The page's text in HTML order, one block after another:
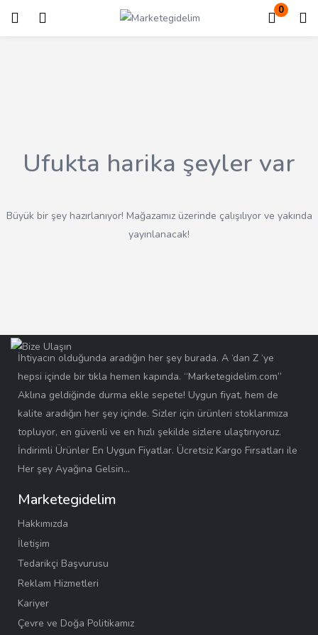
0
Giriş Kayıt ol
Ufukta harika şeyler var
Büyük bir şey hazırlanıyor! Mağazamız üzerinde çalışılıyor ve yakında
yayınlanacak!
İhtiyacın olduğunda aradığın her şey burada. A ‘dan Z ‘ye
hepsi içinde bir tıkla hemen kapında. “Marketegidelim.com”
Aklına geldiğinde durma ekle sepete! Uygun fiyat, hem de
kalite aradığın her şey içinde. Sizler için ürünleri stoklarımıza
topluyor, en güvenli ve en hızlı şekilde sizlere ulaştırıyoruz.
İndirimli Ürünler En Uygun Fiyatlar. Ücretsiz Kargo Fırsatları ile
Her şey Ayağına Gelsin…
Marketegidelim
Hakkımızda
İletişim
Tedarikçi Başvurusu
Reklam Hizmetleri
Kariyer
Çevre ve Doğa Politikamız